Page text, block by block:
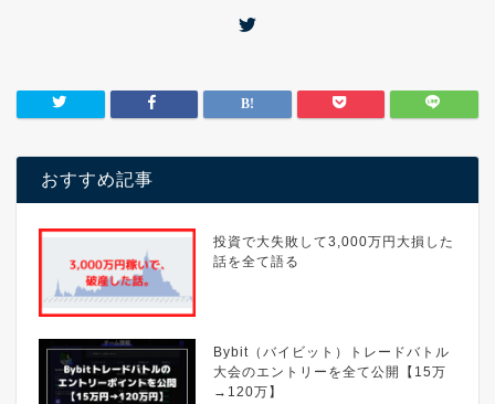
おすすめ記事
投資で大失敗して3,000万円大損した
話を全て語る
Bybit（バイビット）トレードバトル
大会のエントリーを全て公開【15万
→120万】